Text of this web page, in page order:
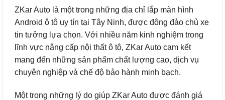
ZKar Auto là một trong những địa chỉ lắp màn hình
Android ô tô uy tín tại Tây Ninh, được đông đảo chủ xe
tin tưởng lựa chọn. Với nhiều năm kinh nghiệm trong
lĩnh vực nâng cấp nội thất ô tô, ZKar Auto cam kết
mang đến những sản phẩm chất lượng cao, dịch vụ
chuyên nghiệp và chế độ bảo hành minh bạch.
Một trong những lý do giúp ZKar Auto được đánh giá